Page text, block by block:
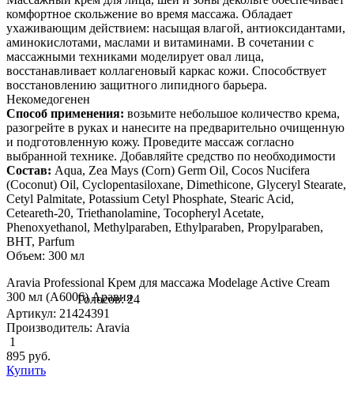
комфортное скольжение во время массажа. Обладает
ухаживающим действием: насыщая влагой, антиоксидантами,
аминокислотами, маслами и витаминами. В сочетании с
массажными техниками моделирует овал лица,
восстанавливает коллагеновый каркас кожи. Способствует
восстановлению защитного липидного барьера.
Некомедогенен
Способ применения: возьмите небольшое количество крема,
разогрейте в руках и нанесите на предварительно очищенную
и подготовленную кожу. Проведите массаж согласно
выбранной технике. Добавляйте средство по необходимости
Состав: Aqua, Zea Mays (Corn) Germ Oil, Cocos Nucifera
(Coconut) Oil, Cyclopentasiloxane, Dimethicone, Glyceryl Stearate,
Cetyl Palmitate, Potassium Cetyl Phosphate, Stearic Acid,
Ceteareth-20, Triethanolamine, Tocopheryl Acetate,
Phenoxyethanol, Methylparaben, Ethylparaben, Propylparaben,
BHT, Parfum
Объем: 300 мл
Aravia Professional Крем для массажа Modelage Active Cream
300 мл (А6006) Аравия
Голосов: 24
Артикул: 21424391
Производитель: Aravia
1
895 руб.
Купить